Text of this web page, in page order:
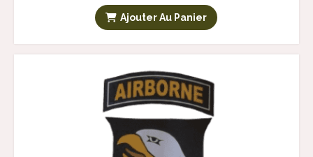
Ajouter Au Panier